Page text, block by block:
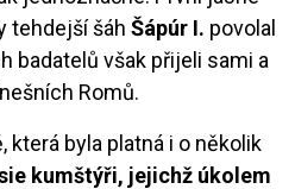
tehdejší šáhŠápúr I. povolal
badatelů však přijeli sami a
Romů.
která byla platná i o několik
kumštýři, jejichž úkolem